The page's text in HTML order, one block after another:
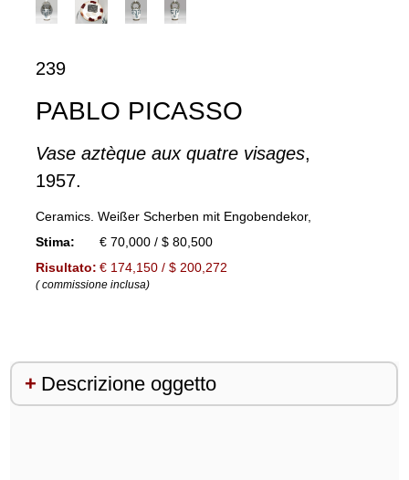
239
PABLO PICASSO
Vase aztèque aux quatre visages,
1957.
Ceramics. Weißer Scherben mit Engobendekor,
Stima:
€ 70,000 / $ 80,500
Risultato: € 174,150 / $ 200,272
( commissione inclusa)
Descrizione oggetto